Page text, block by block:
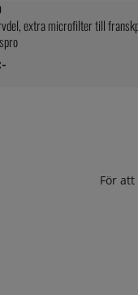
extra microfilter till
För